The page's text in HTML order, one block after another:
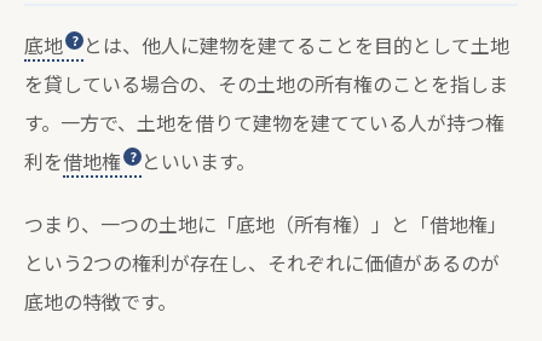
底地
とは、他人に建物を建てることを目的として土地
を貸している場合の、その土地の所有権のことを指しま
す。一方で、土地を借りて建物を建てている人が持つ権
利を借地権 といいます。
つまり、一つの土地に「底地（所有権）」と「借地権」
という2つの権利が存在し、それぞれに価値があるのが
底地の特徴です。